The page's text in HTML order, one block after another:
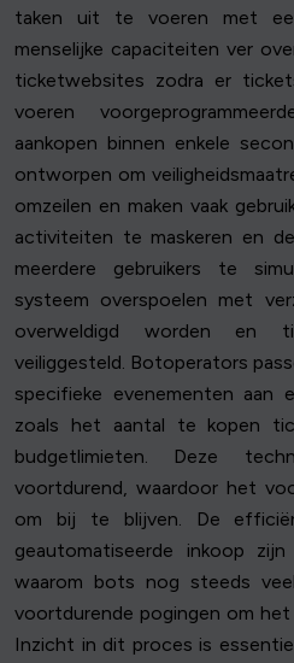
taken uit te voeren met
menselijke capaciteiten ver
ticketwebsites zodra er
voeren
aankopen binnen enkele
ontworpen om
omzeilen en maken vaak
activiteiten te maskeren en
meerdere gebruikers te
systeem overspoelen met
overweldigd worden en
veiliggesteld. Botoperators
specifieke evenementen aan
zoals het aantal te kopen
budgetlimieten. Deze
voortdurend, waardoor het
om bij te blijven. De
geautomatiseerde inkoop
waarom bots nog steeds
voortdurende pogingen om het
Inzicht in dit proces is